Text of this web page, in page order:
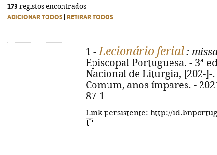
173 registos encontrados
ADICIONAR TODOS RETIRAR TODOS
1 -Lecionário ferial :
Episcopal Portuguesa. - 3ª
Nacional de Liturgia, [202-]-.
Comum, anos ímpares. -
87-1
Link persistente: http://